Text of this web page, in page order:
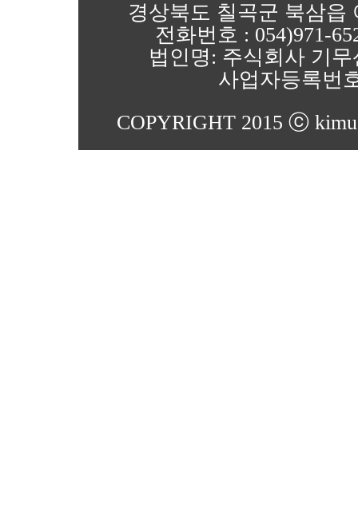
경상북도 칠곡군 북삼읍
전화번호 : 054)971-
법인명: 주식회사 기
사업자등록번
COPYRIGHT 2015 ⓒ